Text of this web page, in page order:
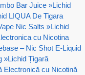
Bar Juice »Lichid
LIQUA De Tigara
Nic Salts »Lichid
cu Nicotina
– Nic Shot E-Liquid
»Lichid Țigară
Electronică cu Nicotină